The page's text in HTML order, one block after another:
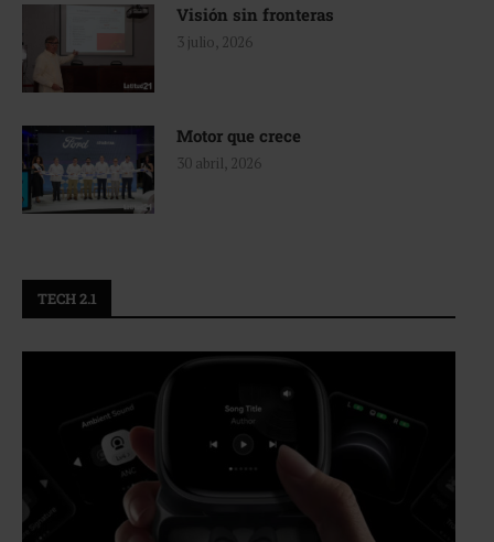
Visión sin fronteras
3 julio, 2026
Motor que crece
30 abril, 2026
TECH 2.1